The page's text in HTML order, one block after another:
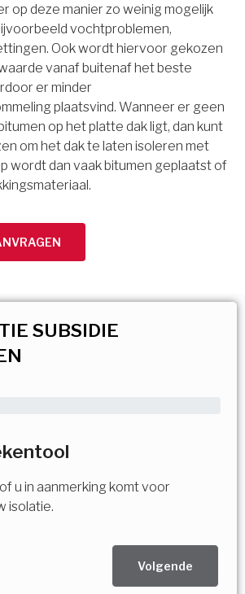
op deze manier zo weinig mogelijk
vochtproblemen,
Ook wordt hiervoor gekozen
vanaf buitenaf het beste
er minder
plaatsvind. Wanneer er geen
op het platte dak ligt, dan kunt
om het dak te laten isoleren met
wordt dan vaak bitumen geplaatst of
SUBSIDIE
u in aanmerking komt voor
isolatie.
Volgende